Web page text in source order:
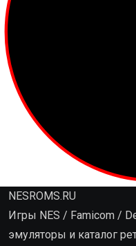
NESROMS.RU
Игры NES / Famicom /
эмуляторы и каталог